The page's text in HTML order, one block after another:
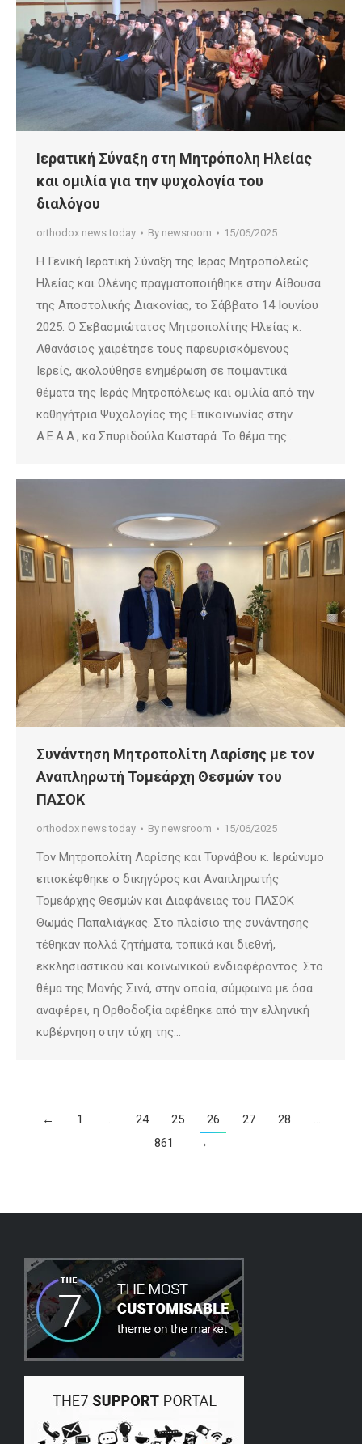
Ιερατική Σύναξη στη Μητρόπολη Ηλείας
και ομιλία για την ψυχολογία του
διαλόγου
orthodox news today By newsroom 15/06/2025
Η Γενική Ιερατική Σύναξη της Ιεράς Μητροπόλεώς
Ηλείας και Ωλένης πραγματοποιήθηκε στην Αίθουσα
της Αποστολικής Διακονίας, το Σάββατο 14 Ιουνίου
2025. Ο Σεβασμιώτατος Μητροπολίτης Ηλείας κ.
Αθανάσιος χαιρέτησε τους παρευρισκόμενους
Ιερείς, ακολούθησε ενημέρωση σε ποιμαντικά
θέματα της Ιεράς Μητροπόλεως και ομιλία από την
καθηγήτρια Ψυχολογίας της Επικοινωνίας στην
Α.Ε.Α.Α., κα Σπυριδούλα Κωσταρά. Το θέμα της…
Συνάντηση Μητροπολίτη Λαρίσης με τον
Αναπληρωτή Τομεάρχη Θεσμών του
ΠΑΣΟΚ
orthodox news today By newsroom 15/06/2025
Τον Μητροπολίτη Λαρίσης και Τυρνάβου κ. Ιερώνυμο
επισκέφθηκε ο δικηγόρος και Αναπληρωτής
Τομεάρχης Θεσμών και Διαφάνειας του ΠΑΣΟΚ
Θωμάς Παπαλιάγκας. Στο πλαίσιο της συνάντησης
τέθηκαν πολλά ζητήματα, τοπικά και διεθνή,
εκκλησιαστικού και κοινωνικού ενδιαφέροντος. Στο
θέμα της Μονής Σινά, στην οποία, σύμφωνα με όσα
αναφέρει, η Ορθοδοξία αφέθηκε από την ελληνική
κυβέρνηση στην τύχη της…
← 1 … 24 25 26 27 28
…
861
→